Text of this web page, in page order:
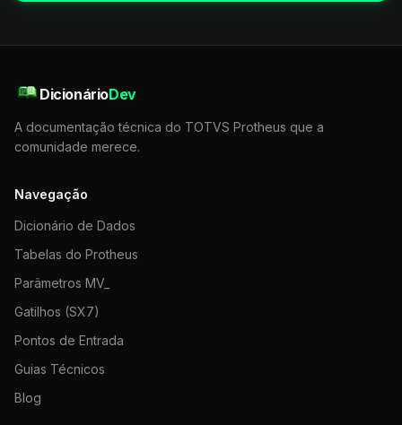
DicionárioDev
A documentação técnica do TOTVS Protheus que a
comunidade merece.
Navegação
Dicionário de Dados
Tabelas do Protheus
Parâmetros MV_
Gatilhos (SX7)
Pontos de Entrada
Guias Técnicos
Blog